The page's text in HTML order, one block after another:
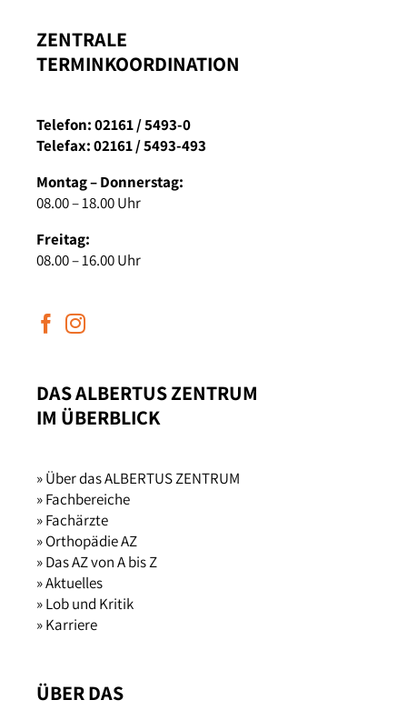
ZENTRALE
TERMINKOORDINATION
Telefon: 02161 / 5493-0
Telefax: 02161 / 5493-493
Montag – Donnerstag:
08.00 – 18.00 Uhr
Freitag:
08.00 – 16.00 Uhr
DAS ALBERTUS ZENTRUM
IM ÜBERBLICK
» Über das ALBERTUS ZENTRUM
» Fachbereiche
» Fachärzte
» Orthopädie AZ
» Das AZ von A bis Z
» Aktuelles
» Lob und Kritik
» Karriere
ÜBER DAS